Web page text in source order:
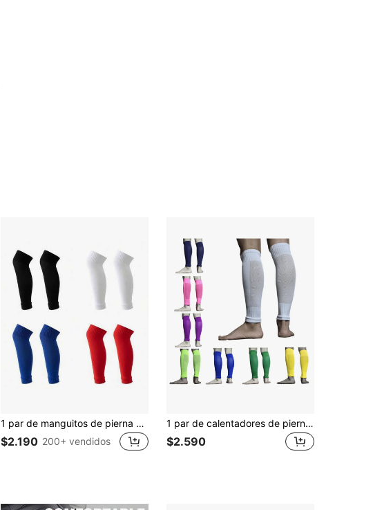
1 par de manguitos de pierna de fútbol de unicolor que cubren la rodilla, transpirables y absorbentes del sudor, cómodos calentadores de piernas para fútbol
$2.190 200+ vendidos
1 par de calentadores de pierna transpirables, rodillera protectora, mangas deportivas para la pierna, protección exterior para fútbol, soporte y protección
$2.590